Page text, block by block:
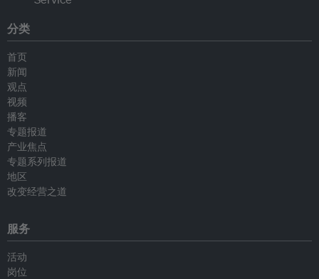
分类
首页
新闻
观点
视频
播客
专题报道
产业焦点
专题系列报道
地区
改变经营之道
服务
活动
岗位